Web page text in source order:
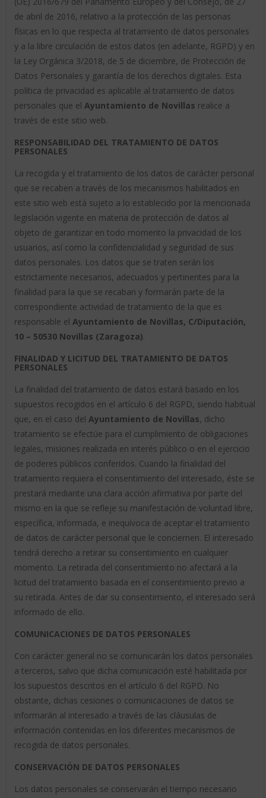
de abril de 2016, relativo a la protección de las personas
físicas en lo que respecta al tratamiento de datos personales
y a la libre circulación de estos datos (en adelante, RGPD) y en
la Ley Orgánica 3/2018, de 5 de diciembre, de Protección de
Datos Personales y garantía de los derechos digitales. Esta
política de privacidad es aplicable al tratamiento de datos
personales que el Ayuntamiento de Novillas realice a
través de este sitio web.
RESPONSABILIDAD DEL TRATAMIENTO DE DATOS
PERSONALES
La recogida y el tratamiento de los datos de carácter personal
que se recaben a través de los mecanismos habilitados en
este sitio web está sujeto a lo establecido por la mencionada
legislación vigente en materia de protección de datos al
objeto de garantizar en todo momento la privacidad de los
usuarios, así como la confidencialidad y seguridad de sus
datos personales. Los datos que se traten serán los
estrictamente necesarios, adecuados y pertinentes para la
finalidad para la que se recaban y formarán parte de la
correspondiente actividad de tratamiento de la que es
responsable el Ayuntamiento de Novillas, C/Diputación,
10 – 50530 Novillas (Zaragoza).
FINALIDAD Y LICITUD DEL TRATAMIENTO DE DATOS
PERSONALES
La finalidad del tratamiento de datos estará basado en los
supuestos recogidos en el artículo 6 del RGPD, siendo habitual
que, en el caso del Ayuntamiento de Novillas, dicho
tratamiento se efectúe para el cumplimiento de obligaciones
legales, misiones realizada en interés público o en el ejercicio
de poderes públicos conferidos. Cuando la finalidad del
tratamiento requiera el consentimiento del interesado, éste se
prestará mediante una clara acción afirmativa por parte del
mismo en la que se refleje su manifestación de voluntad libre,
específica, informada, e inequívoca de aceptar el tratamiento
de datos de carácter personal que le conciernen. El interesado
tendrá derecho a retirar su consentimiento en cualquier
momento. La retirada del consentimiento no afectará a la
licitud del tratamiento basada en el consentimiento previo a
su retirada. Antes de dar su consentimiento, el interesado será
informado de ello.
COMUNICACIONES DE DATOS PERSONALES
Con carácter general no se comunicarán los datos personales
a terceros, salvo que dicha comunicación esté habilitada por
los supuestos descritos en el artículo 6 del RGPD. No
obstante, dichas cesiones o comunicaciones de datos se
informarán al interesado a través de las cláusulas de
información contenidas en los diferentes mecanismos de
recogida de datos personales.
CONSERVACIÓN DE DATOS PERSONALES
Los datos personales se conservarán el tiempo necesario